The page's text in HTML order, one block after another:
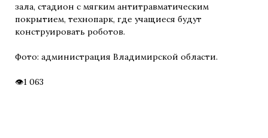
зала, стадион с мягким антитравматическим
покрытием, технопарк, где учащиеся будут
конструировать роботов.
Фото: администрация Владимирской области.
1 063